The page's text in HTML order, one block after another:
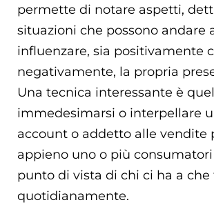
permette di notare aspetti,
situazioni che possono andare
influenzare, sia positivamente
negativamente, la propria
Una tecnica interessante è
immedesimarsi o interpellare
account o addetto alle vendite
appieno uno o più
punto di vista di chi ci ha a che
quotidianamente.